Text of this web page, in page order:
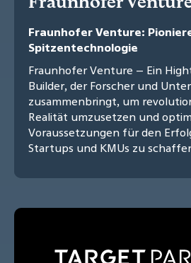
Fraunhofer Venture:
Spitzentechnologie
Fraunhofer Venture – Ein
Builder, der Forscher und
zusammenbringt, um
Realität umzusetzen und
Voraussetzungen für den
Startups und KMUs zu